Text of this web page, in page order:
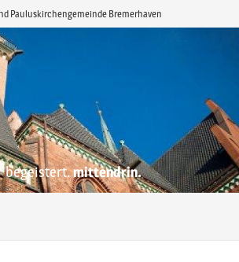
Pauluskirchengemeinde Bremerhaven
begeistert.mittendrin.